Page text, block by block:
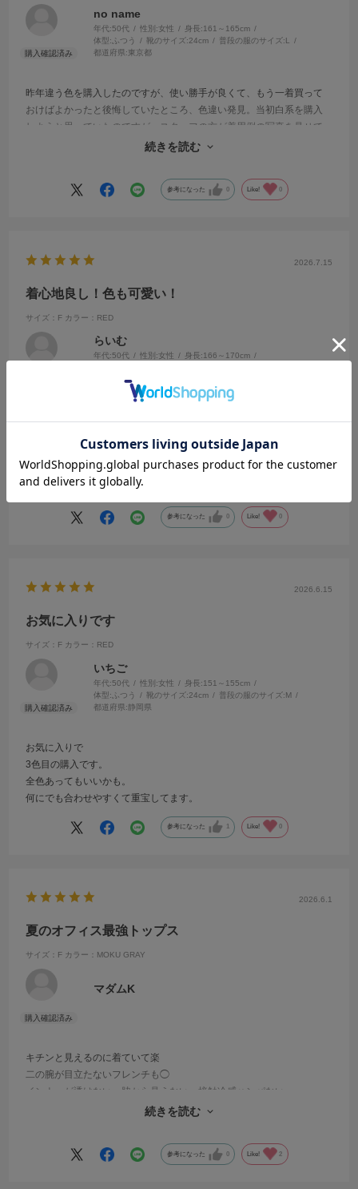
no name
年代:50代 性別:女性 身長:161～165cm
体型: ふつう 靴のサイズ:24cm 普段の服のサイズ:L
都道府県:東京都
昨年違う色を購入したのですが、使い勝手が良くて、もう一着買って
おけばよかったと後悔していたところ、色違い発見。当初白系を購入
しようと思っていたのですが、スタッフの方が着用例の写真を見せて
くださり、こちらの色にしました。こちらの店舗のスタッフさんはお
続きを読む
参考になった 0 Like! 0
2026.7.15
着心地良し！色も可愛い！
サイズ：F カラー：RED
らいむ
年代:50代 性別:女性 身長:166～170cm
都道府県:東京都
昨年白を買いまして、大活躍でしたので今年はREDを選びました。落
ち着いたレンガのような色で、白、紺、ベージュのパンツと合わせて
着ています。丈も長すぎないのでスカートともバランスよいと思いま
す。二の腕も程よくカバーできる袖と、接触冷感の着心地も満足で
す！
続きを読む
参考になった 0 Like! 0
2026.6.15
お気に入りです
サイズ：F カラー：RED
いちご
年代:50代 性別:女性 身長:151～155cm
体型: ふつう 靴のサイズ:24cm 普段の服のサイズ:M
都道府県: 静岡県
お気に入りで
3色目の購入です。
全色あってもいいかも。
何にでも合わせやすくて重宝してます。
参考になった 1 Like! 0
2026.6.1
夏のオフィス最強トップス
サイズ：F カラー：MOKU GRAY
マダムK
キチンと見えるのに着ていて楽
二の腕が目立たないフレンチも◯
インナーが透けない、脇から見えない、接触冷感ハンパない。。。
もはや、ありがとう🩷と言いたい続きを読む
参考になった 0 Like! 2